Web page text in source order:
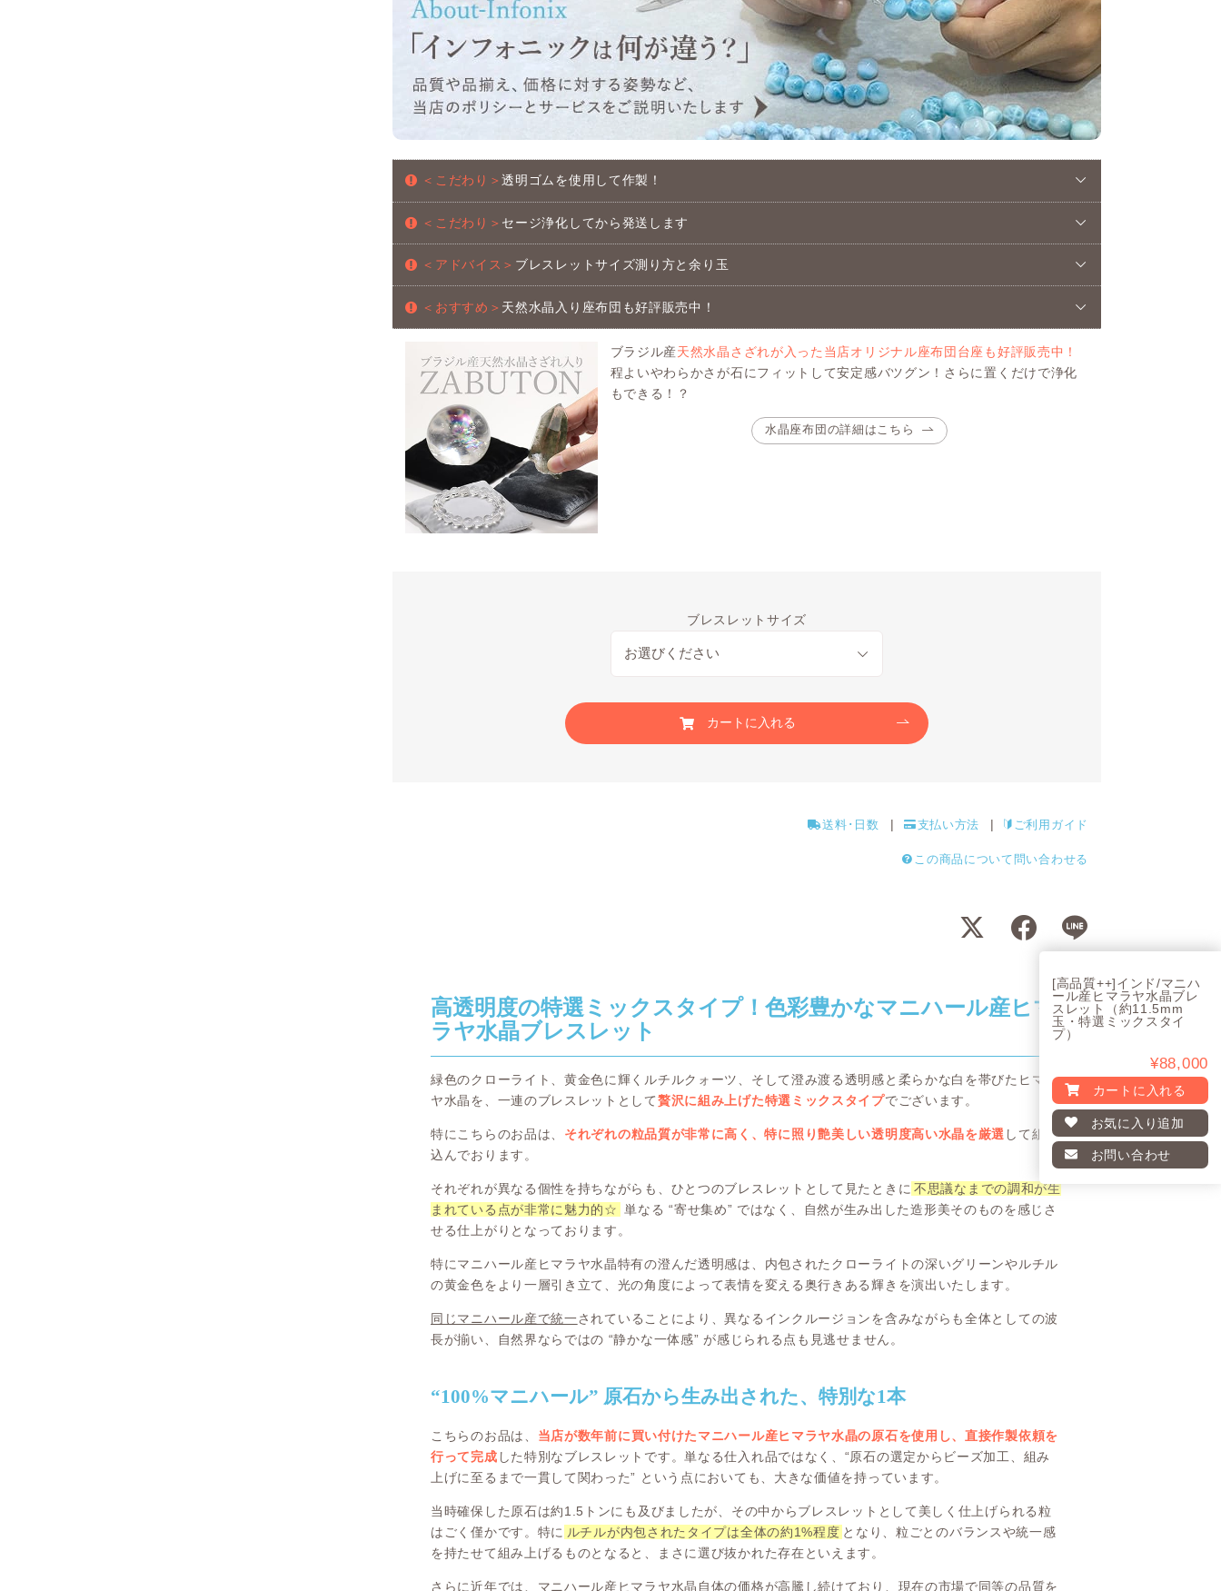
＜こだわり＞透明ゴムを使用して作製！
＜こだわり＞ セージ浄化してから発送します
＜アドバイス＞ ブレスレットサイズ測り方と余り玉
＜おすすめ＞ 天然水晶入り座布団も好評販売中！
ブラジル産天然水晶さざれが入った当店オリジナル座布団台座も好評販売中！
程よいやわらかさが石にフィットして安定感バツグン！さらに置くだけで浄化
もできる！？
水晶座布団の詳細はこちら
ブレスレットサイズ
カートに入れる
[高品質++]インド/マニハ
ール産ヒマラヤ水晶ブレ
スレット（約11.5mm
玉・特選ミックスタイ
プ）
¥88,000
カートに入れる
お気に入り追加
お問い合わせ
送料･日数 支払い方法 ご利用ガイド
この商品について問い合わせる
高透明度の特選ミックスタイプ！色彩豊かなマニハール産ヒマ
ラヤ水晶ブレスレット
緑色のクローライト、黄金色に輝くルチルクォーツ、そして澄み渡る透明感と柔らかな白を帯びたヒマラ
ヤ水晶を、一連のブレスレットとして贅沢に組み上げた特選ミックスタイプでございます。
特にこちらのお品は、 それぞれの粒品質が非常に高く、特に照り艶美しい透明度高い水晶を厳選 して組み
込んでおります。
それぞれが異なる個性を持ちながらも、ひとつのブレスレットとして見たときに 不思議なまでの調和が生
まれている点が非常に魅力的☆ 単なる “寄せ集め” ではなく、自然が生み出した造形美そのものを感じさ
せる仕上がりとなっております。
特にマニハール産ヒマラヤ水晶特有の澄んだ透明感は、内包されたクローライトの深いグリーンやルチル
の黄金色をより一層引き立て、光の角度によって表情を変える奥行きある輝きを演出いたします。
同じマニハール産で統一されていることにより、異なるインクルージョンを含みながらも全体としての波
長が揃い、自然界ならではの “静かな一体感” が感じられる点も見逃せません。
“100%マニハール” 原石から生み出された、特別な1本
こちらのお品は、 当店が数年前に買い付けたマニハール産ヒマラヤ水晶の原石を使用し、直接作製依頼を
行って完成 した特別なブレスレットです。単なる仕入れ品ではなく、“原石の選定からビーズ加工、組み
上げに至るまで一貫して関わった” という点においても、大きな価値を持っています。
当時確保した原石は約1.5トンにも及びましたが、その中からブレスレットとして美しく仕上げられる粒
はごく僅かです。特に ルチルが内包されたタイプは全体の約1%程度 となり、粒ごとのバランスや統一感
を持たせて組み上げるものとなると、まさに選び抜かれた存在といえます。
さらに近年では、マニハール産ヒマラヤ水晶自体の価格が高騰し続けており、現在の市場で同等の品質を